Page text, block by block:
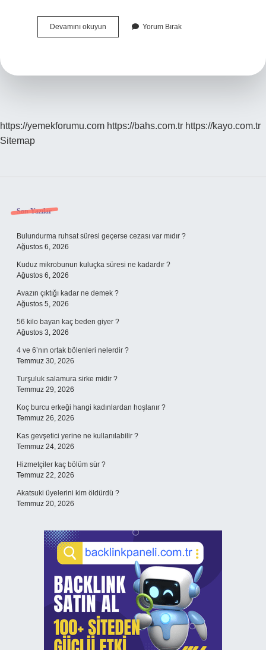
Devamını okuyun
Nasıl
Yorum Bırak
https://yemekforumu.com https://bahs.com.tr https://kayo.com.tr
Sitemap
Sidebar
Son Yazılar
Bulundurma ruhsat süresi geçerse cezası var mıdır ?
Ağustos 6, 2026
Kuduz mikrobunun kuluçka süresi ne kadardır ?
Ağustos 6, 2026
Avazın çıktığı kadar ne demek ?
Ağustos 5, 2026
56 kilo bayan kaç beden giyer ?
Ağustos 3, 2026
4 ve 6’nın ortak bölenleri nelerdir ?
Temmuz 30, 2026
Turşuluk salamura sirke midir ?
Temmuz 29, 2026
Koç burcu erkeği hangi kadınlardan hoşlanır ?
Temmuz 26, 2026
Kas gevşetici yerine ne kullanılabilir ?
Temmuz 24, 2026
Hizmetçiler kaç bölüm sür ?
Temmuz 22, 2026
Akatsuki üyelerini kim öldürdü ?
Temmuz 20, 2026